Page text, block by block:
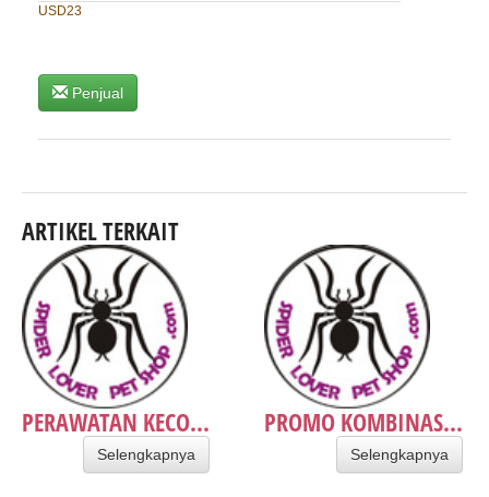
USD23
Penjual
ARTIKEL TERKAIT
PERAWATAN KECO...
Selengkapnya
PROMO KOMBINAS...
Selengkapnya